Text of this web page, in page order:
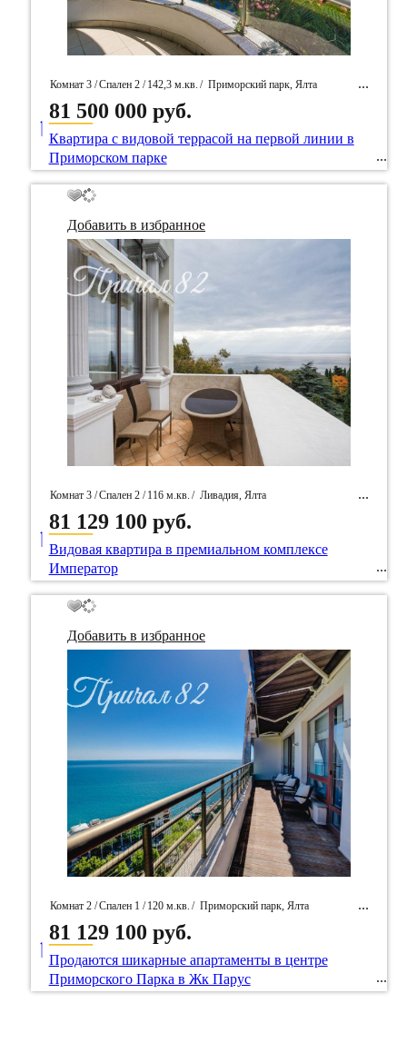
Комнат 3 /Спален 2 / 142,3 м.кв. / Приморский парк, Ялта
/ Идентификатор собственность 70028
81 500 000 руб.
____
Квартира с видовой террасой на первой линии в
Приморском парке
Добавить в избранное
Комнат 3 /Спален 2 / 116 м.кв. / Ливадия, Ялта
/ Идентификатор собственность 52385
81 129 100 руб.
____
Видовая квартира в премиальном комплексе
Император
Добавить в избранное
Комнат 2 /Спален 1 / 120 м.кв. / Приморский парк, Ялта
/ Идентификатор собственность 44230
81 129 100 руб.
____
Продаются шикарные апартаменты в центре
Приморского Парка в Жк Парус